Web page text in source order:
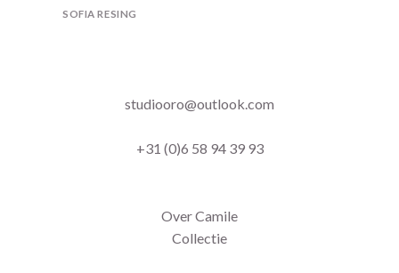
SOFIA RESING
studiooro@outlook.com
+31 (0)6 58 94 39 93
Over Camile
Collectie